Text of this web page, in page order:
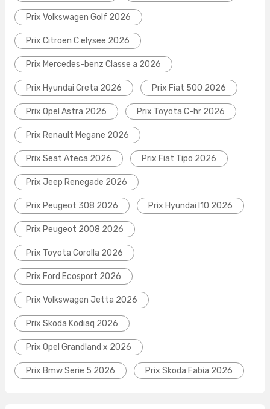
Prix Volkswagen Golf 2026
Prix Citroen C elysee 2026
Prix Mercedes-benz Classe a 2026
Prix Hyundai Creta 2026 Prix Fiat 500 2026
Prix Opel Astra 2026 Prix Toyota C-hr 2026
Prix Renault Megane 2026
Prix Seat Ateca 2026 Prix Fiat Tipo 2026
Prix Jeep Renegade 2026
Prix Peugeot 308 2026 Prix Hyundai I10 2026
Prix Peugeot 2008 2026
Prix Toyota Corolla 2026
Prix Ford Ecosport 2026
Prix Volkswagen Jetta 2026
Prix Skoda Kodiaq 2026
Prix Opel Grandland x 2026
Prix Bmw Serie 5 2026 Prix Skoda Fabia 2026